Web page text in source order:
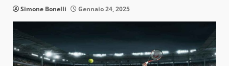
Simone Bonelli Gennaio 24, 2025